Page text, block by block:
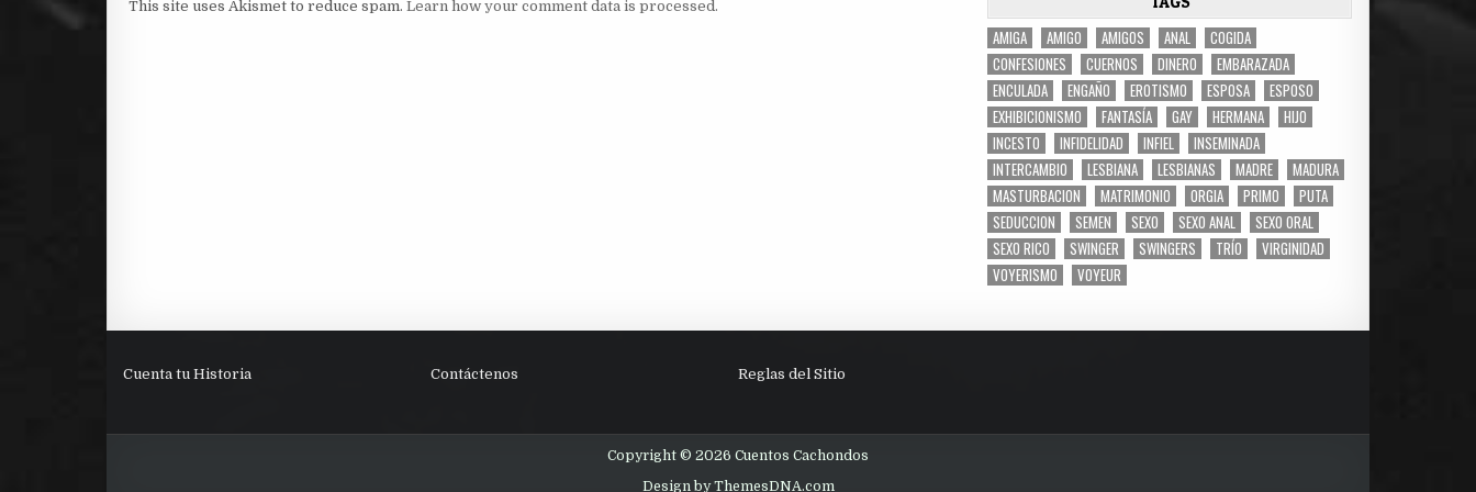
This site uses Akismet to reduce spam. Learn how your comment data is processed.
AMIGA AMIGO AMIGOS ANAL
COGIDA
CONFESIONES
CUERNOS DINERO
EMBARAZADA
ENCULADA
ENGAÑO EROTISMO ESPOSA
ESPOSO
EXHIBICIONISMO
FANTASÍA GAY HERMANA
HIJO
INCESTO
INFIDELIDAD INFIEL
INSEMINADA
INTERCAMBIO
LESBIANA LESBIANAS MADRE
MADURA
MASTURBACION
MATRIMONIO ORGIA PRIMO
PUTA
SEDUCCION
SEMEN SEXO SEXO ANAL
SEXO ORAL
SEXO RICO
SWINGER SWINGERS TRÍO
VIRGINIDAD
VOYERISMO
VOYEUR
Cuenta tu Historia Contáctenos Reglas del Sitio
Copyright © 2026 Cuentos Cachondos
Design by ThemesDNA.com